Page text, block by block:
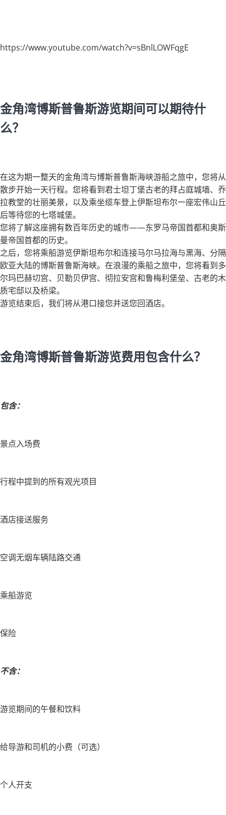
https://www.youtube.com/watch?v=sBnlLOWFqgE
金角湾博斯普鲁斯游览期间可以期待什
么？
在这为期一整天的金角湾与博斯普鲁斯海峡游船之旅中，您将从
散步开始一天行程。您将看到君士坦丁堡古老的拜占庭城墙、乔
拉教堂的壮丽美景，以及乘坐缆车登上伊斯坦布尔一座宏伟山丘
后等待您的七塔城堡。
您将了解这座拥有数百年历史的城市——东罗马帝国首都和奥斯
曼帝国首都的历史。
之后，您将乘船游览伊斯坦布尔和连接马尔马拉海与黑海、分隔
欧亚大陆的博斯普鲁斯海峡。在浪漫的乘船之旅中，您将看到多
尔玛巴赫切宫、贝勒贝伊宫、彻拉安宫和鲁梅利堡垒、古老的木
质宅邸以及桥梁。
游览结束后，我们将从港口接您并送您回酒店。
金角湾博斯普鲁斯游览费用包含什么？
包含：
景点入场费
行程中提到的所有观光项目
酒店接送服务
空调无烟车辆陆路交通
乘船游览
保险
不含：
游览期间的午餐和饮料
给导游和司机的小费（可选）
个人开支